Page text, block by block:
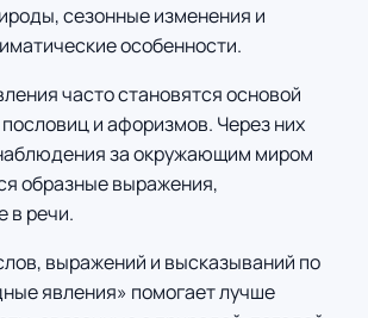
сезонные изменения и
особенности.
часто становятся основой
и афоризмов. Через них
за окружающим миром
образные выражения,
в речи.
выражений и высказываний по
явления» помогает лучше